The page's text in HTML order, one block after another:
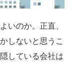
いのか。正直、
しないと思うこ
している会社は